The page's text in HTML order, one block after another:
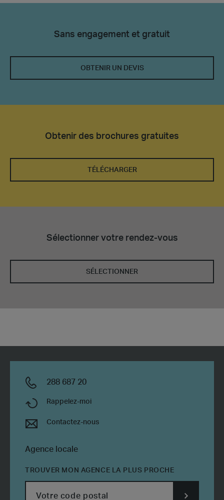
Sans engagement et gratuit
OBTENIR UN DEVIS
Obtenir des brochures gratuites
TÉLÉCHARGER
Sélectionner votre rendez-vous
SÉLECTIONNER
288 687 20
Rappelez-moi
Contactez-nous
Agence locale
TROUVER MON AGENCE LA PLUS PROCHE